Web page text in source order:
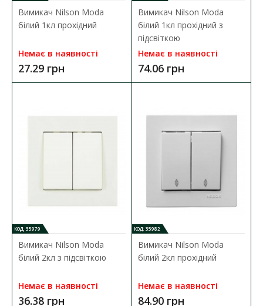
В закладки
Розетка Nilson Moda біла 2-на без заземлення
Наявність:
Вимикач Nilson Moda
білий 1кл прохідний
Немає в наявності
27.29 грн
Вимикач Nilson Moda
білий 1кл прохідний з
підсвіткою
Немає в наявності
74.06 грн
КОД: 35979
Вимикач Nilson Moda
білий 2кл з підсвіткою
Немає в наявності
36.38 грн
КОД: 35982
Вимикач Nilson Moda
білий 2кл прохідний
Немає в наявності
84.90 грн